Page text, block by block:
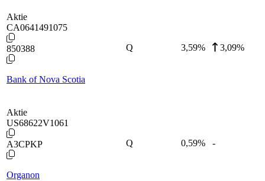
Aktie
CA0641491075
850388
Bank of Nova Scotia
Q 3,59% 3,09%
Aktie
US68622V1061
A3CPKP
Organon
Q 0,59% -